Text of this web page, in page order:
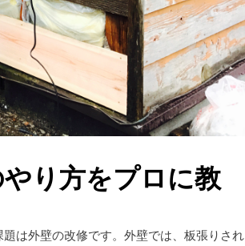
り方をプロに教
は外壁の改修です。外壁では、板張りされ